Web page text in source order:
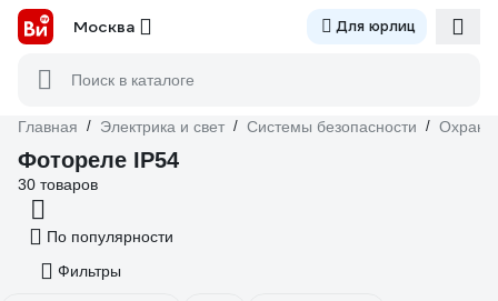
Москва Для юрлиц
Поиск в каталоге
Главная / Электрика и свет / Системы безопасности /
Фотореле IP54
30 товаров
По популярности
Фильтры